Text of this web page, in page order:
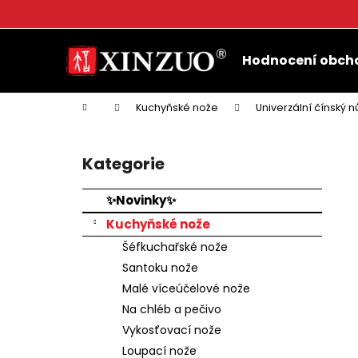
Hodnocení
Domů Kuchyňské nože Univerzální čínský
Přeskočit
kategorie
Kategorie
✨Novinky✨
Kuchyňské nože
Šéfkuchařské nože
Santoku nože
Malé víceúčelové nože
Na chléb a pečivo
Vykosťovací nože
Loupací nože
o
k